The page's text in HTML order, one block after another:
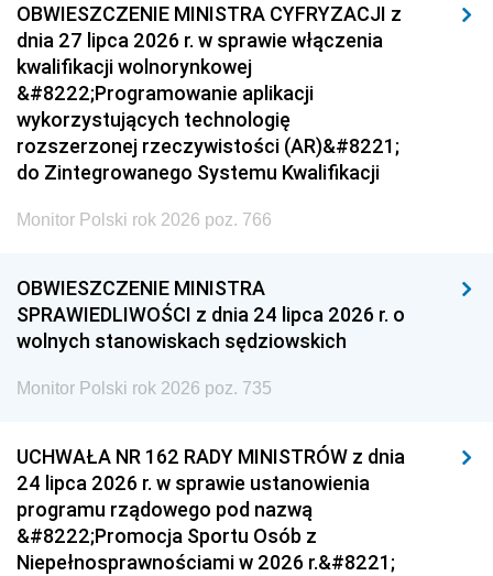
OBWIESZCZENIE MINISTRA CYFRYZACJI z
dnia 27 lipca 2026 r. w sprawie włączenia
kwalifikacji wolnorynkowej
&#8222;Programowanie aplikacji
wykorzystujących technologię
rozszerzonej rzeczywistości (AR)&#8221;
do Zintegrowanego Systemu Kwalifikacji
Monitor Polski rok 2026 poz. 766
OBWIESZCZENIE MINISTRA
SPRAWIEDLIWOŚCI z dnia 24 lipca 2026 r. o
wolnych stanowiskach sędziowskich
Monitor Polski rok 2026 poz. 735
UCHWAŁA NR 162 RADY MINISTRÓW z dnia
24 lipca 2026 r. w sprawie ustanowienia
programu rządowego pod nazwą
&#8222;Promocja Sportu Osób z
Niepełnosprawnościami w 2026 r.&#8221;